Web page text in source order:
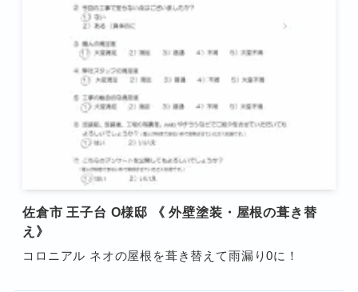
佐倉市 王子台 O様邸 《 外壁塗装・屋根の葺き替
え》
コロニアル ネオの屋根を葺き替えて雨漏り0に！